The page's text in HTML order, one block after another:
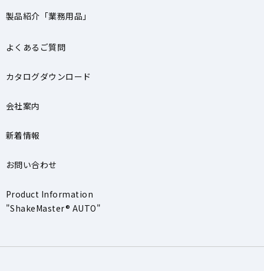
製品紹介「業務用品」
よくあるご質問
カタログダウンロード
会社案内
新着情報
お問い合わせ
Product Information
"ShakeMaster® AUTO"